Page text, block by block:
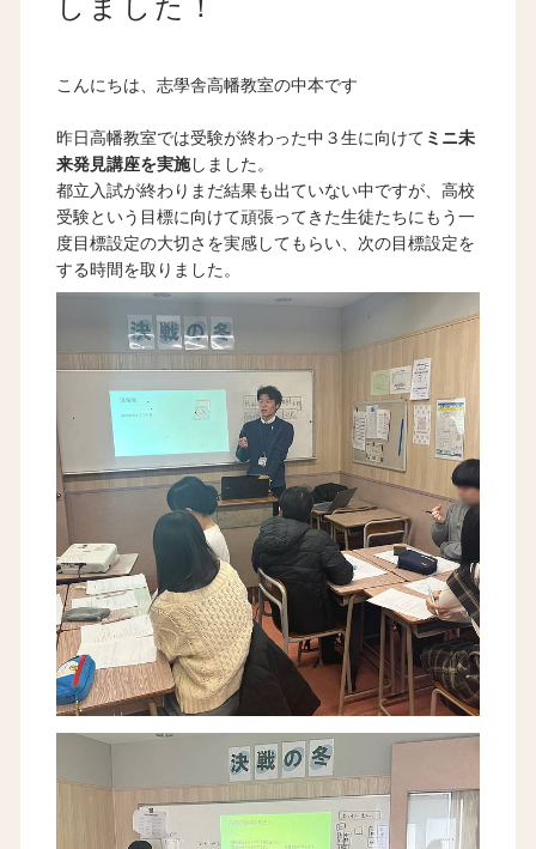
しました！
こんにちは、志學舎高幡教室の中本です
昨日高幡教室では受験が終わった中３生に向けて ミニ未
来発見講座を実施しました。
都立入試が終わりまだ結果も出ていない中ですが、高校
受験という目標に向けて頑張ってきた生徒たちにもう一
度目標設定の大切さを実感してもらい、次の目標設定を
する時間を取りました。